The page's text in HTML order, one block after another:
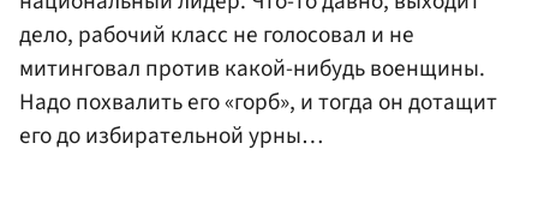
дело, рабочий класс не голосовал и не
митинговал против какой-нибудь военщины.
Надо похвалить его «горб», и тогда он дотащит
его до избирательной урны…